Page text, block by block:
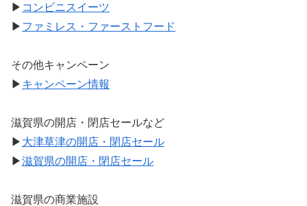
▶ コンビニスイーツ
▶ ファミレス・ファーストフード
その他キャンペーン
▶ キャンペーン情報
滋賀県の開店・閉店セールなど
▶ 大津草津の開店・閉店セール
▶滋賀県の開店・閉店セール
滋賀県の商業施設